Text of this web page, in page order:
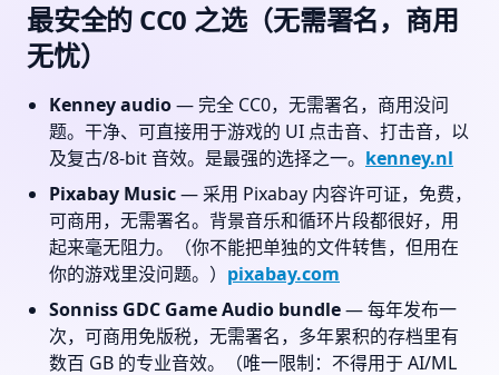
最安全的 CC0 之选（无需署名，商用
无忧）
Kenney audio— 完全 CC0，无需署名，商用没问
题。干净、可直接用于游戏的 UI 点击音、打击音，以
及复古/8-bit 音效。是最强的选择之一。 kenney.nl
Pixabay Music— 采用 Pixabay 内容许可证，免费，
可商用，无需署名。背景音乐和循环片段都很好，用
起来毫无阻力。（你不能把单独的文件转售，但用在
你的游戏里没问题。） pixabay.com
Sonniss GDC Game Audio bundle— 每年发布一
次，可商用免版税，无需署名，多年累积的存档里有
数百 GB 的专业音效。（唯一限制：不得用于 AI/ML